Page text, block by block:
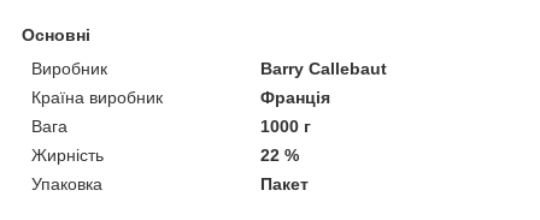
Основні
Виробник
Barry Callebaut
Країна виробник
Франція
Вага
1000 г
Жирність
22 %
Упаковка
Пакет